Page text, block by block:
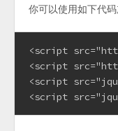
你可以使用如下代码
<script
<script
<script
<script